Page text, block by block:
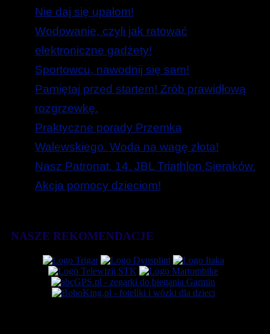
Nie daj się upałom!
Wodowanie, czyli jak ratować
elektroniczne gadżety!
Sportowcu, nawodnij się sam!
Pamiętaj przed startem! Zrób prawidłową
rozgrzewkę.
Praktyczne porady Przemka
Walewskiego. Woda na wagę złota!
Nasz Patronat. 14. JBL Triathlon Sieraków.
Akcja pomocy dzieciom!
NASZE REKOMENDACJE